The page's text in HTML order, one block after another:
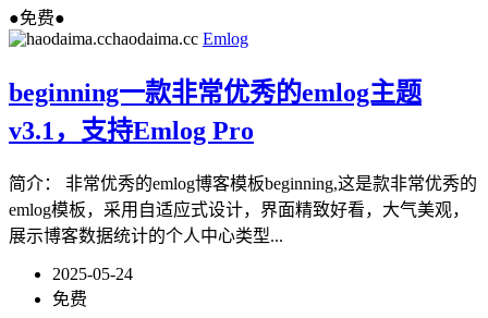
●免费●
haodaima.cc Emlog
beginning一款非常优秀的emlog主题
v3.1，支持Emlog Pro
简介： 非常优秀的emlog博客模板beginning,这是款非常优秀的
emlog模板，采用自适应式设计，界面精致好看，大气美观，
展示博客数据统计的个人中心类型...
2025-05-24
免费